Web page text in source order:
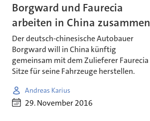
Borgward und Faurecia
arbeiten in China zusammen
Der deutsch-chinesische Autobauer
Borgward will in China künftig
gemeinsam mit dem Zulieferer Faurecia
Sitze für seine Fahrzeuge herstellen.
Andreas Karius
29. November 2016